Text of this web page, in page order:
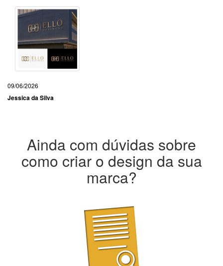
09/06/2026
Jessica da Silva
Ainda com dúvidas sobre
como criar o design da sua
marca?